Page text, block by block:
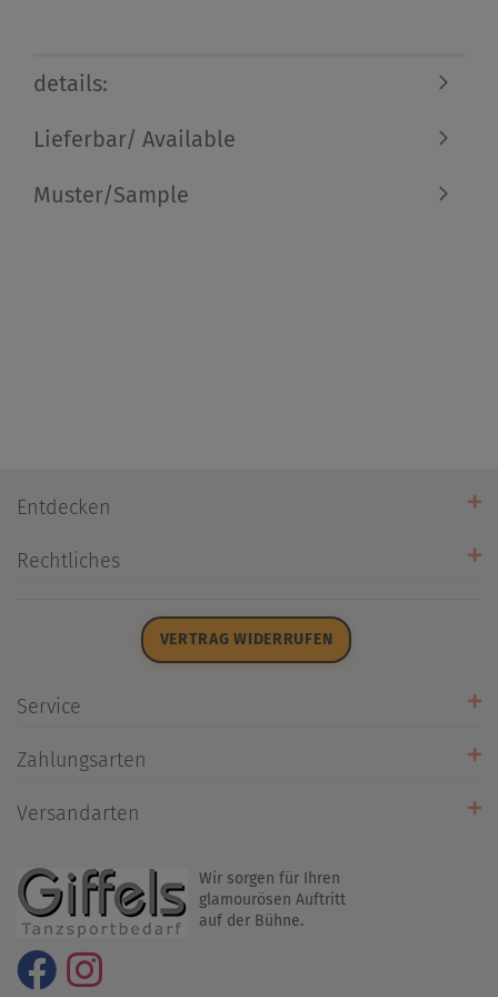
details:
Lieferbar/ Available
Muster/Sample
Entdecken
Öffnungszeiten
Rechtliches
VERTRAG WIDERRUFEN
Service
Rückrufservice
Umtausch/Rücksendung
Zahlungsarten
Versandarten
Wir sorgen für Ihren
glamourösen Auftritt
auf der Bühne.